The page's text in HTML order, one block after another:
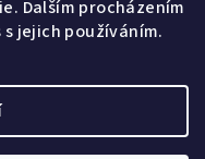
Dalším procházením
jejich používáním.